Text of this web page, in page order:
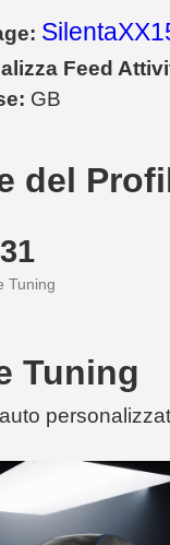
Feed
GB
del
Tuning
Tuning